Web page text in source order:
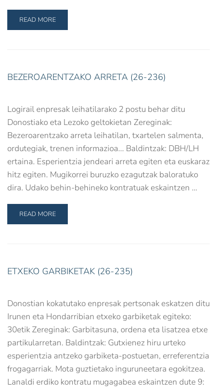
READ MORE
BEZEROARENTZAKO ARRETA (26-236)
Logirail enpresak leihatilarako 2 postu behar ditu
Donostiako eta Lezoko geltokietan Zereginak:
Bezeroarentzako arreta leihatilan, txartelen salmenta,
ordutegiak, trenen informazioa... Baldintzak: DBH/LH
ertaina. Esperientzia jendeari arreta egiten eta euskaraz
hitz egiten. Mugikorrei buruzko ezagutzak baloratuko
dira. Udako behin-behineko kontratuak eskaintzen …
READ MORE
ETXEKO GARBIKETAK (26-235)
Donostian kokatutako enpresak pertsonak eskatzen ditu
Irunen eta Hondarribian etxeko garbiketak egiteko:
30etik Zereginak: Garbitasuna, ordena eta lisatzea etxe
partikularretan. Baldintzak: Gutxienez hiru urteko
esperientzia antzeko garbiketa-postuetan, erreferentzia
frogagarriak. Mota guztietako inguruneetara egokitzea.
Lanaldi erdiko kontratu mugagabea eskaintzen dute 9: